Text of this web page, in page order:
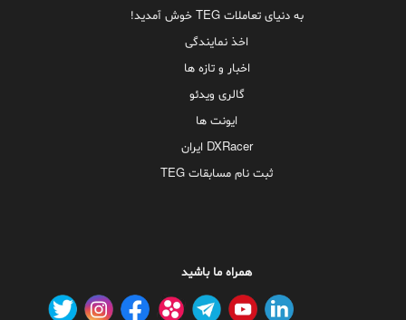
به دنیای تعاملات TEG خوش آمدید!
اخذ نمایندگی
اخبار و تازه ها
گالری ویدئو
ایونت ها
DXRacer ایران
ثبت نام مسابقات TEG
همراه ما باشید